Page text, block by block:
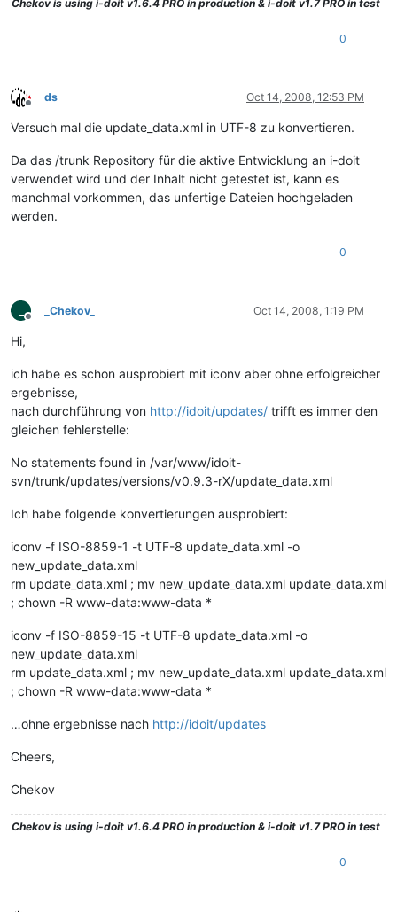
Chekovis using i-doit v1.6.4 PRO in production & i-doit v1.7 PRO in test
0
Offline
ds Oct 14, 2008, 12:53 PM
Versuch mal die update_data.xml in UTF-8 zu konvertieren.
Da das /trunk Repository für die aktive Entwicklung an i-doit
verwendet wird und der Inhalt nicht getestet ist, kann es
manchmal vorkommen, das unfertige Dateien hochgeladen
werden.
0
Offline
_Chekov_ Oct 14, 2008, 1:19 PM
Hi,
ich habe es schon ausprobiert mit iconv aber ohne erfolgreicher
ergebnisse,
nach durchführung von http://idoit/updates/ trifft es immer den
gleichen fehlerstelle:
No statements found in /var/www/idoit-
svn/trunk/updates/versions/v0.9.3-rX/update_data.xml
Ich habe folgende konvertierungen ausprobiert:
iconv -f ISO-8859-1 -t UTF-8 update_data.xml -o
new_update_data.xml
rm update_data.xml ; mv new_update_data.xml update_data.xml
; chown -R www-data:www-data *
iconv -f ISO-8859-15 -t UTF-8 update_data.xml -o
new_update_data.xml
rm update_data.xml ; mv new_update_data.xml update_data.xml
; chown -R www-data:www-data *
…ohne ergebnisse nach http://idoit/updates
Cheers,
Chekov
Chekovis using i-doit v1.6.4 PRO in production & i-doit v1.7 PRO in test
0